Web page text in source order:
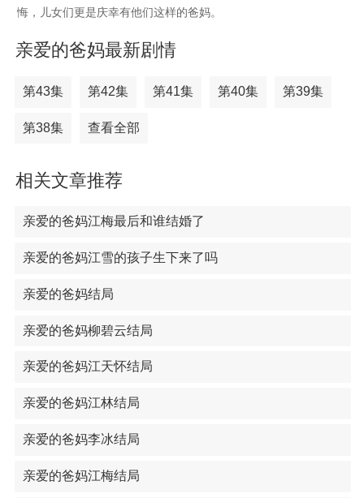
悔，儿女们更是庆幸有他们这样的爸妈。
亲爱的爸妈最新剧情
第43集 第42集 第41集 第40集 第39集
第38集 查看全部
相关文章推荐
亲爱的爸妈江梅最后和谁结婚了
亲爱的爸妈江雪的孩子生下来了吗
亲爱的爸妈结局
亲爱的爸妈柳碧云结局
亲爱的爸妈江天怀结局
亲爱的爸妈江林结局
亲爱的爸妈李冰结局
亲爱的爸妈江梅结局